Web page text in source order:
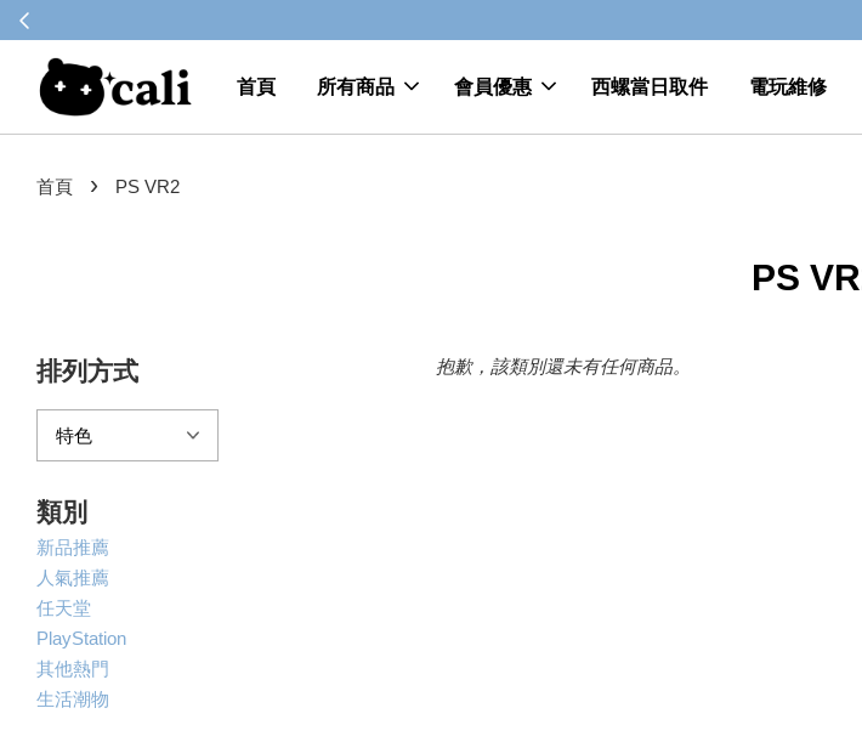
首頁 所有商品 會員優惠 西螺當日取件 電玩維修
首頁 › PS VR2
PS
排列方式
類別
新品推薦
人氣推薦
任天堂
PlayStation
其他熱門
生活潮物
抱歉，該類別還未有任何商品。